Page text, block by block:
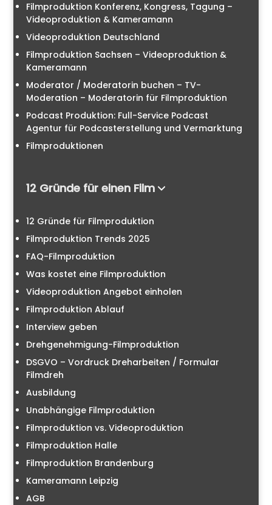
Filmproduktion Konferenz, Kongress, Tagung –
Videoproduktion & Kameramann
Videoproduktion Deutschland
Filmproduktion Sachsen – Videoproduktion &
Kameramann
Moderator / Moderatorin buchen – TV-
Moderation – Moderatorin für Filmproduktion
Podcast Produktion: Full-Service Podcast
Agentur für Podcasterstellung und Vermarktung
Filmproduktionen
12 Gründe für einen Film
12 Gründe für Filmproduktion
Filmproduktion Trends 2025
FAQ-Filmproduktion
Was kostet eine Filmproduktion
Videoproduktion Angebot einholen
Filmproduktion Ablauf
Interview geben
Drehgenehmigung-Filmproduktion
DSGVO – Vordruck Dreharbeiten / Formular
Filmdreh
Ausbildung
Unabhängige Filmproduktion
Filmproduktion vs. Videoproduktion
Filmproduktion Halle
Filmproduktion Brandenburg
Kameramann Leipzig
AGB